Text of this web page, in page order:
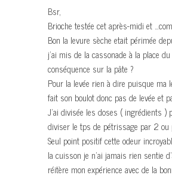
Bsr,
Brioche testée cet après-midi et
Bon la levure sèche etait périmée
j’ai mis de la cassonade à la place
conséquence sur la pâte ?
Pour la levée rien à dire puisque ma
fait son boulot donc pas de levée et
J’ai divisée les doses ( ingrédients
diviser le tps de pétrissage par 2 ou
Seul point positif cette odeur
la cuisson je n’ai jamais rien sentie
réitère mon expérience avec de la